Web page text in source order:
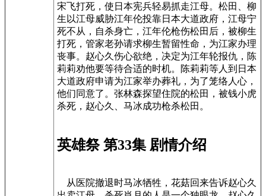
宋飞打死，使日本宪兵轻易抓走江母。松田、柳
生以江母威胁江年伦投靠日本大道政府，江母宁
死不从，自杀身亡，江年伦枪伤松田后，被柳生
打死，管家老孙请求柳生暂留性命，为江家办理
丧事。赵心久伤心欲绝，决定为江年轮报仇，陈
莉莉劝他要等待合适的时机。陈莉莉等人到日本
大道政府申请为江家举办葬礼，为了笼络人心，
他们同意了。张林森探望住院的松田，被钱小虎
杀死，赵心久、马冰成功枪杀松田。
英雄祭 第33集 剧情介绍
从医院撤退时马冰牺牲，花菇回来告诉赵心久